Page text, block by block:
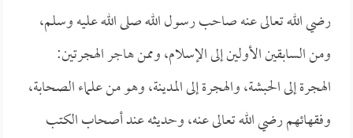
رضي الله تعالى عنه صاحب رسول الله صلى الله عليه وسلم،
ومن السابقين الأولين إلى الإسلام، وممن هاجر الهجرتين:
الهجرة إلى الحبشة، والهجرة إلى المدينة، وهو من علماء الصحابة،
وفقهائهم رضي الله تعالى عنه، وحديثه عند أصحاب الكتب